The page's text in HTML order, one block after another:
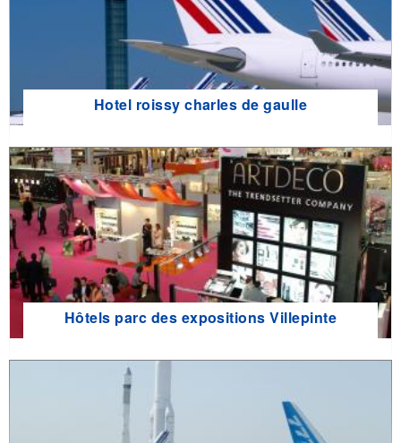
Hotel roissy charles de gaulle
Hôtels parc des expositions Villepinte